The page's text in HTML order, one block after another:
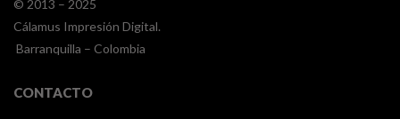
© 2013 – 2025
Cálamus Impresión Digital.
Barranquilla – Colombia
CONTACTO